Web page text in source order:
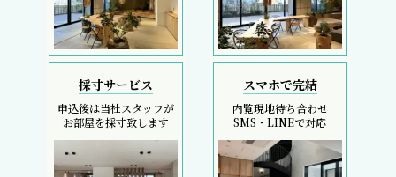
採寸サービス
申込後は当社スタッフが
お部屋を採寸致します
スマホで完結
内覧現地待ち合わせ
SMS・LINEで対応